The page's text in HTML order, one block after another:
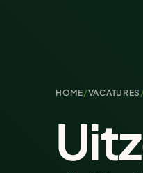
HOME/VACATURES /